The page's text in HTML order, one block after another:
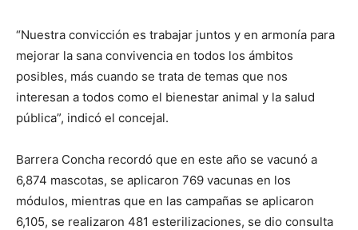
“Nuestra convicción es trabajar juntos y en armonía para
mejorar la sana convivencia en todos los ámbitos
posibles, más cuando se trata de temas que nos
interesan a todos como el bienestar animal y la salud
pública”, indicó el concejal.
Barrera Concha recordó que en este año se vacunó a
6,874 mascotas, se aplicaron 769 vacunas en los
módulos, mientras que en las campañas se aplicaron
6,105, se realizaron 481 esterilizaciones, se dio consulta